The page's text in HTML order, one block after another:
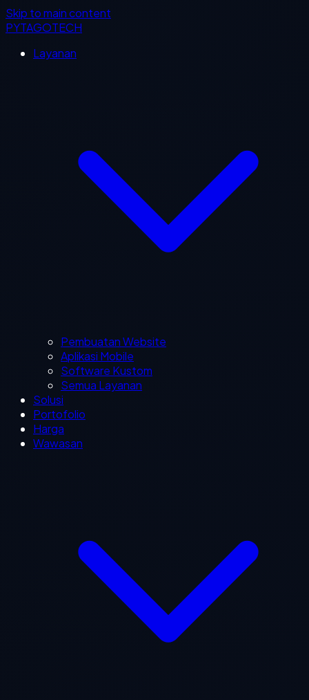
Skip to main content
PYTAGOTECH
Layanan
Pembuatan Website
Aplikasi Mobile
Software Kustom
Semua Layanan
Solusi
Portofolio
Harga
Wawasan